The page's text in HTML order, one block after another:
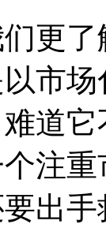
了
市
道
注
出